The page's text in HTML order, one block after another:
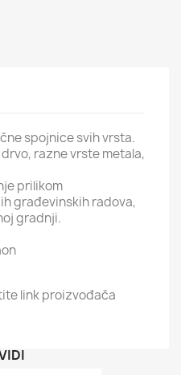
spojnice svih vrsta.
razne vrste metala,
prilikom
građevinskih radova,
gradnji.
link proizvođača